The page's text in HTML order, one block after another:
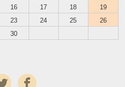
16 17 18
19
23 24 25
26
30